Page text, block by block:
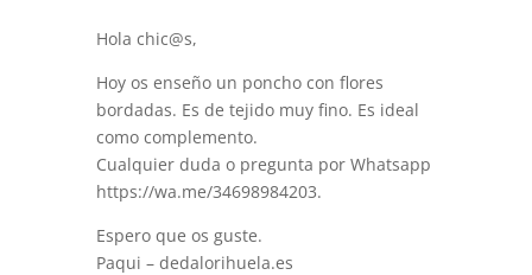
Hola chic@s,
Hoy os enseño un poncho con flores
bordadas. Es de tejido muy fino. Es ideal
como complemento.
Cualquier duda o pregunta por Whatsapp
https://wa.me/34698984203.
Espero que os guste.
Paqui – dedalorihuela.es